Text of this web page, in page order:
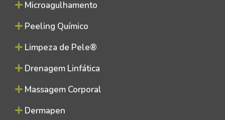
Microagulhamento
Peeling Químico
Limpeza de Pele®
Drenagem Linfática
Massagem Corporal
Dermapen